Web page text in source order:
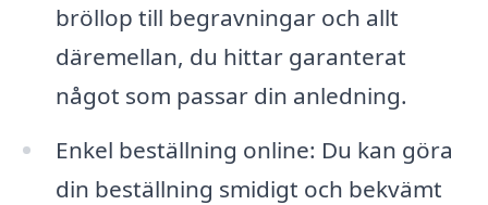
bröllop till begravningar och allt
däremellan, du hittar garanterat
något som passar din anledning.
Enkel beställning online: Du kan göra
din beställning smidigt och bekvämt